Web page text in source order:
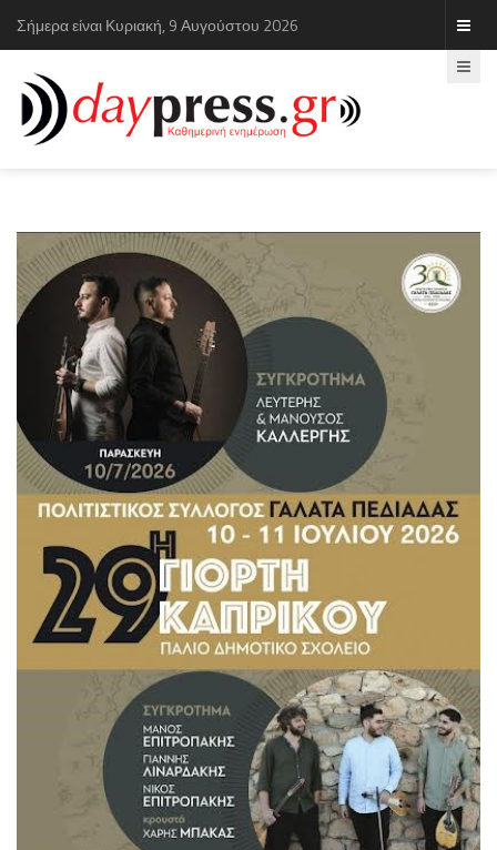
Σήμερα είναι Κυριακή, 9 Αυγούστου 2026